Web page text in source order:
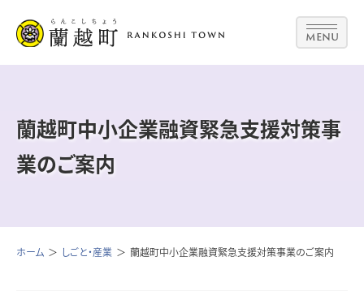
MENU
蘭越町中小企業融資緊急支援対策事
業のご案内
ホーム しごと・産業 蘭越町中小企業融資緊急支援対策事業のご案内